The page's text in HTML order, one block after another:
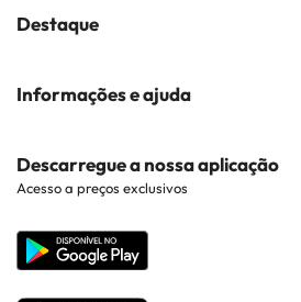
Hotéis em Coimbra
Costa del Sol
Costa Brava
Costa da luz
Destaque
Hotéis em Cidades Populares
Hotéis em Regiões Populares
Todos os Hotéis
Informações e ajuda
Contacto
Web corporativa
Descarregue a nossa aplicação
Acesso a preços exclusivos